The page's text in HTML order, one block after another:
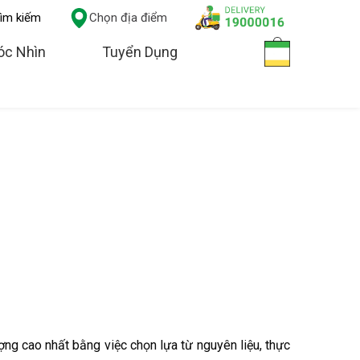
kiếm Chọn địa điểm
Nhìn Tuyển Dụng
cao nhất bằng việc chọn lựa từ nguyên liệu, thực